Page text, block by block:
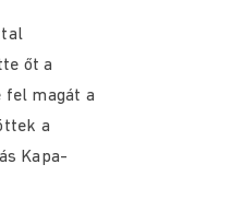
őt a
fel magát a
a
Kapa-